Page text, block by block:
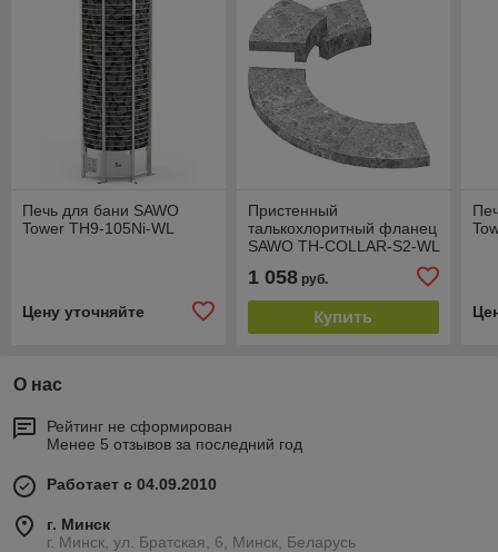
Печь для бани SAWO
Tower TH9-105Ni-WL
Цену уточняйте
Пристенный
талькохлоритный фланец
SAWO TH-COLLAR-S2-WL
TH3
1 058руб.
Купить
О нас
Рейтинг не сформирован
Менее 5 отзывов за последний год
Работает с 04.09.2010
г. Минск
г. Минск, ул. Братская, 6, Минск, Беларусь